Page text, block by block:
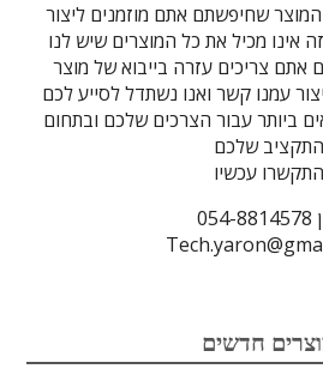
שחיפשתם אתם מוזמנים ליצור
אינו מכיל את כל המוצרים שיש לנו
אתם צריכים עזרה בייבוא של מוצר
עמנו קשר ואנו נשתדל לסייע לכם
ביותר עבור הצרכים שלכם ובתחום
התקציב שלכם
התקשרו עכשיו
חדשים